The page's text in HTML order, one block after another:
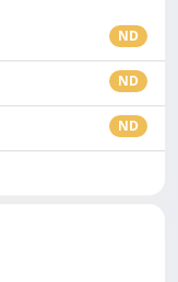
ND
ND
ND